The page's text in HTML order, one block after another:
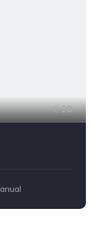
28